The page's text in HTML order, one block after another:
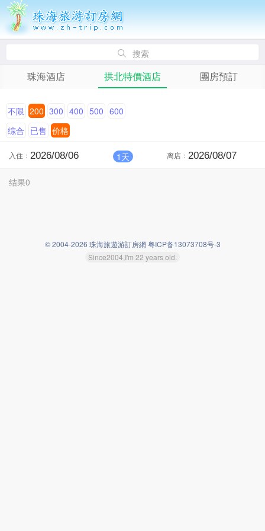
搜索
珠海酒店 拱北特價酒店 團房預訂
不限 200 300 400 500 600
综合 已售 价格
入住： 1天 离店：
结果0
© 2004-2026 珠海旅遊游訂房網 粤ICP备13073708号-3
Since2004,I'm 22 years old.